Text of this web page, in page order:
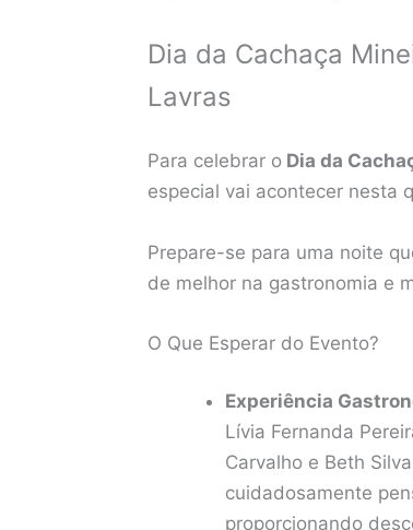
Dia da Cachaça
Lavras
Para celebrar oDia da
especial vai acontecer nesta
Prepare-se para uma noite
de melhor na gastronomia e
O Que Esperar do Evento?
Experiência
Lívia Fernanda
Carvalho e Beth
cuidadosamente
proporcionando